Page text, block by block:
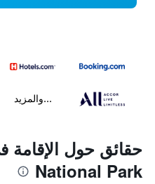
...والمزيد
National Park